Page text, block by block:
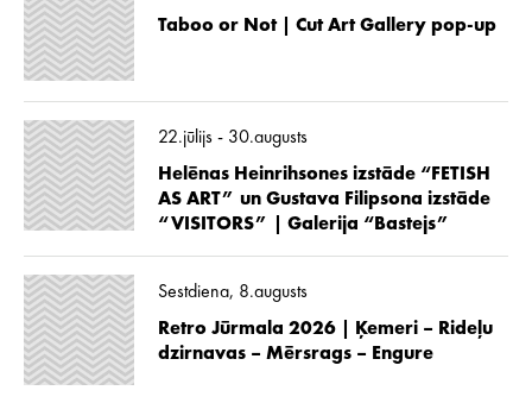
Taboo or Not | Cut Art Gallery pop-up
22.jūlijs - 30.augusts
Helēnas Heinrihsones izstāde “FETISH
AS ART” un Gustava Filipsona izstāde
“VISITORS” | Galerija “Bastejs”
Sestdiena, 8.augusts
Retro Jūrmala 2026 | Ķemeri – Rideļu
dzirnavas – Mērsrags – Engure